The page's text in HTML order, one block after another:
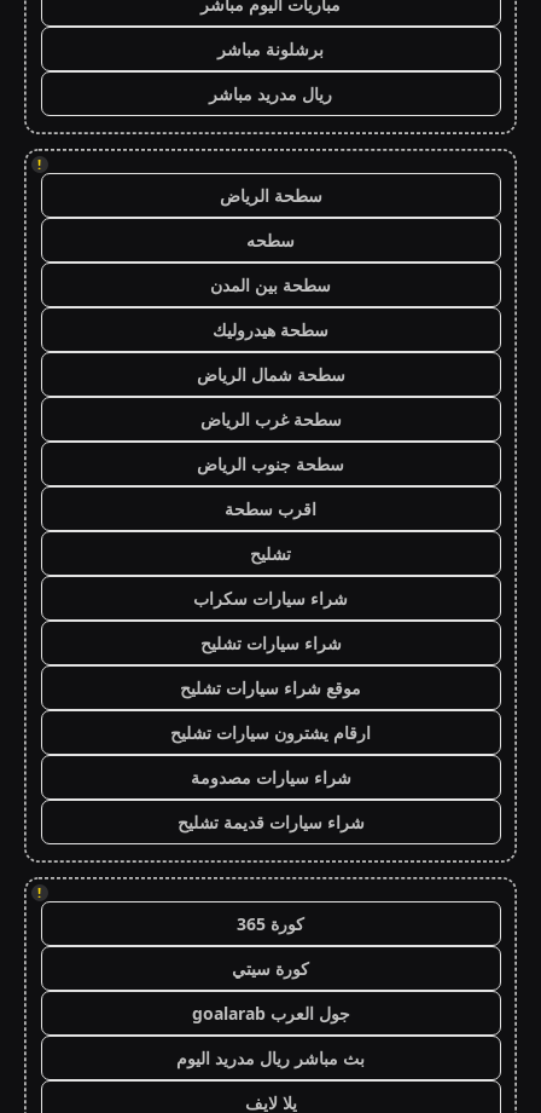
برشلونة مباشر
ريال مدريد مباشر
!
سطحة الرياض
سطحه
سطحة بين المدن
سطحة هيدروليك
سطحة شمال الرياض
سطحة غرب الرياض
سطحة جنوب الرياض
اقرب سطحة
تشليح
شراء سيارات سكراب
شراء سيارات تشليح
موقع شراء سيارات تشليح
ارقام يشترون سيارات تشليح
شراء سيارات مصدومة
شراء سيارات قديمة تشليح
!
كورة 365
كورة سيتي
جول العرب goalarab
بث مباشر ريال مدريد اليوم
يلا لايف